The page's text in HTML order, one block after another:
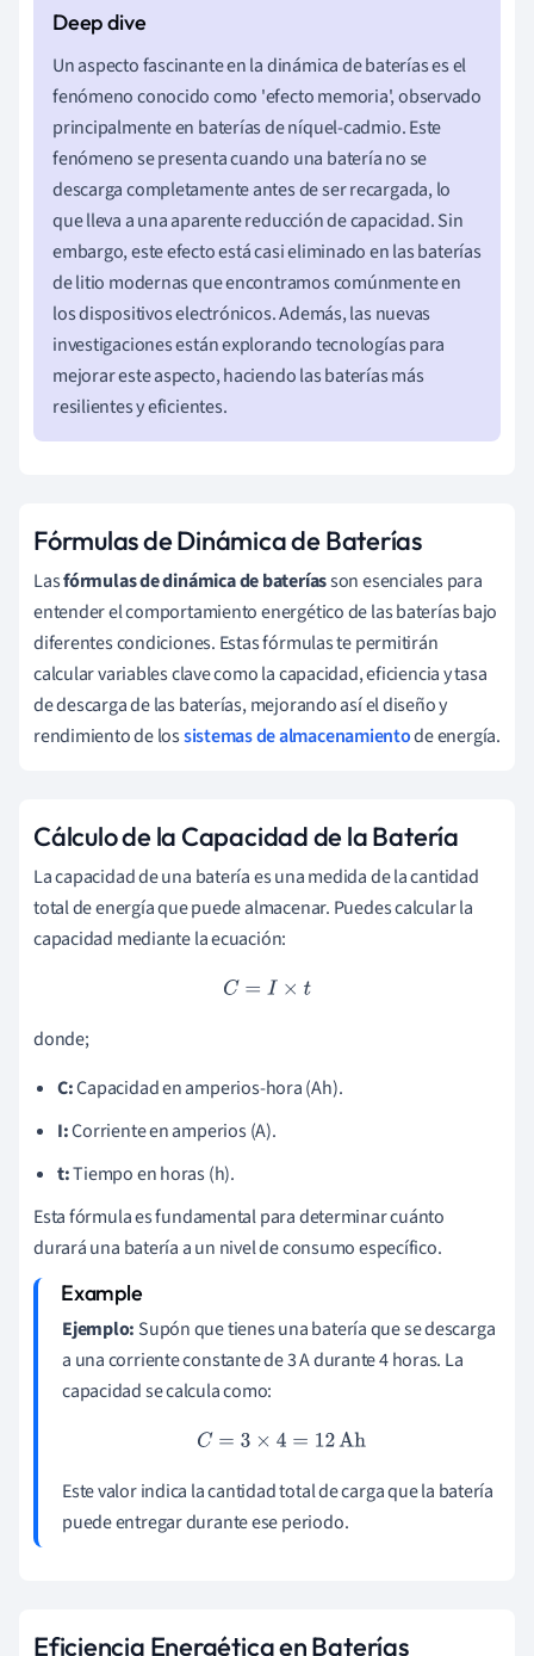
Un aspecto fascinante en la dinámica de baterías es el
fenómeno conocido como 'efecto memoria', observado
principalmente en baterías de níquel-cadmio. Este
fenómeno se presenta cuando una batería no se
descarga completamente antes de ser recargada, lo
que lleva a una aparente reducción de capacidad. Sin
embargo, este efecto está casi eliminado en las baterías
de litio modernas que encontramos comúnmente en
los dispositivos electrónicos. Además, las nuevas
investigaciones están explorando tecnologías para
mejorar este aspecto, haciendo las baterías más
resilientes y eficientes.
Fórmulas de Dinámica de Baterías
Lasfórmulas de dinámica de bateríasson esenciales para
entender el comportamiento energético de las baterías bajo
diferentes condiciones. Estas fórmulas te permitirán
calcular variables clave como la capacidad, eficiencia y tasa
de descarga de las baterías, mejorando así el diseño y
rendimiento de lossistemas de almacenamientode energía.
Cálculo de la Capacidad de la Batería
La capacidad de una batería es una medida de la cantidad
total de energía que puede almacenar. Puedes calcular la
capacidad mediante la ecuación:
C=I× t
donde;
C:Capacidad en amperios-hora (Ah).
I:Corriente en amperios (A).
t:Tiempo en horas (h).
Esta fórmula es fundamental para determinar cuánto
durará una batería a un nivel de consumo específico.
Ejemplo: Supón que tienes una batería que se descarga
a una corriente constante de 3 A durante 4 horas. La
capacidad se calcula como:
C= 3× 4= 12 Ah
Este valor indica la cantidad total de carga que la batería
puede entregar durante ese periodo.
Eficiencia Energética en Baterías